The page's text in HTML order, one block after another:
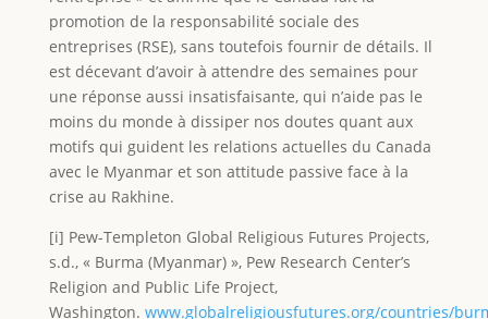
promotion de la responsabilité sociale des
entreprises (RSE), sans toutefois fournir de détails. Il
est décevant d’avoir à attendre des semaines pour
une réponse aussi insatisfaisante, qui n’aide pas le
moins du monde à dissiper nos doutes quant aux
motifs qui guident les relations actuelles du Canada
avec le Myanmar et son attitude passive face à la
crise au Rakhine.
[i] Pew-Templeton Global Religious Futures Projects,
s.d., « Burma (Myanmar) », Pew Research Center’s
Religion and Public Life Project,
Washington. www.globalreligiousfutures.org/countries/